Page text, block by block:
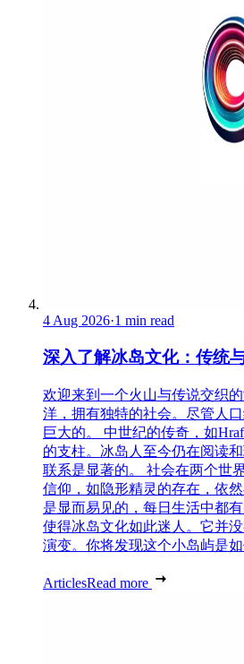
4 Aug 2026·1 min read
深入了解冰岛文化：传统
欢迎来到一个火山与传说交织
洋，拥有独特的社会。尽管人
巨大的。 中世纪的传奇，如
的支柱。冰岛人至今仍在阅读
联系是显著的。 社会在两个世
信仰，如隐形精灵的存在，依
是显而易见的，每日生活中都
使得冰岛文化如此迷人。它并
演变。你将发现这个小岛屿是
ArticlesRead more